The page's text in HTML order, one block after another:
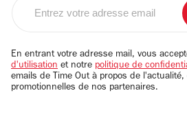
email
En entrant votre adresse mail, vous
d'utilisation et notre politique de
emails de Time Out à propos de
promotionnelles de nos partenaires.